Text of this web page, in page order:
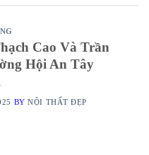
Cao Và Trần
Hội An Tây
BYNỘI THẤT ĐẸP